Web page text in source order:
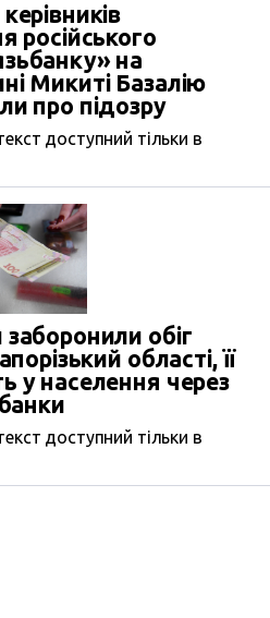
російського
на
Микиті Базалію
про підозру
доступний тільки в
обіг
області, її
у населення через
доступний тільки в